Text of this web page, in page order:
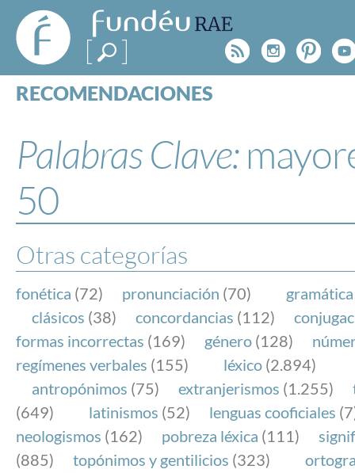
FundéuRAE
- Fundación
del Español
Urgente
Rss
RECOMENDACIONES
ESPECIALES
BLOG
NOTICIAS
FundéuRAE es una fundación patrocinada por la
y la Real Academia Española, cuyo objetivo es
el buen uso del español en los medios de
Internet.
Palabras Clave:
50
Otras categorías
fonética (72) pronunciación (70) gramática
clásicos (38) concordancias (112)
formas incorrectas (169) género (128)
regímenes verbales (155) léxico (2.894)
antropónimos (75) extranjerismos (1.255)
(649)
latinismos (52) lenguas cooficiales
neologismos (162) pobreza léxica (111)
(885)
topónimos y gentilicios (323)